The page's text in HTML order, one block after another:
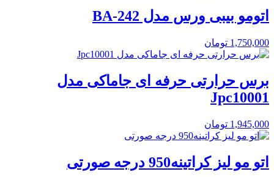
اتومو بیبی ورس مدل BA-242
1,750,000 تومان
برس حرارتی حرفه ای جاماکی مدل
Jpc10001
1,945,000 تومان
اتو مو لیز کراتینه950 درجه صورتی